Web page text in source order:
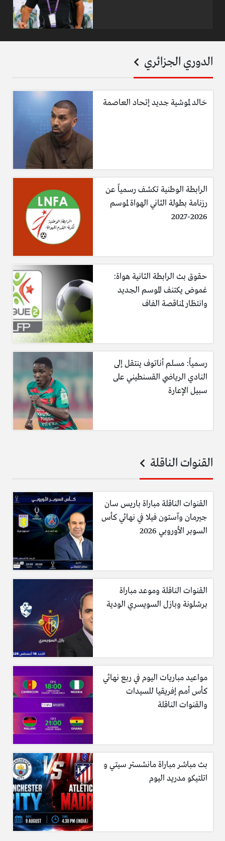
الدوري الجزائري
خالد لموشية جديد إتحاد العاصمة
الرابطة الوطنية تكشف رسمياً عن
رزنامة بطولة الثاني الهواة لموسم
2026-2027
حقوق بث الرابطة الثانية هواة:
غموض يكتنف الموسم الجديد
وانتظار لمناقصة الفاف
رسمياً: مسلم أناتوف ينتقل إلى
النادي الرياضي القسنطيني على
سبيل الإعارة
القنوات الناقلة
القنوات الناقلة مباراة باريس سان
جيرمان وآستون فيلا في نهائي كأس
السوبر الأوروبي 2026
القنوات الناقلة وموعد مباراة
برشلونة وبازل السويسري الودية
مواعيد مباريات اليوم في ربع نهائي
كأس أمم إفريقيا للسيدات
والقنوات الناقلة
بث مباشر مباراة مانشستر سيتي و
اتلتيكو مدريد اليوم